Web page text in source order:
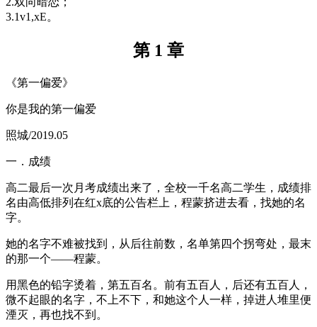
3.1v1,xE。
第 1 章
《第一偏爱》
你是我的第一偏爱
照城/2019.05
一．成绩
高二最后一次月考成绩出来了，全校一千名高二学生，成绩排
名由高低排列在红x底的公告栏上，程蒙挤进去看，找她的名
字。
她的名字不难被找到，从后往前数，名单第四个拐弯处，最末
的那一个——程蒙。
用黑色的铅字烫着，第五百名。前有五百人，后还有五百人，
微不起眼的名字，不上不下，和她这个人一样，掉进人堆里便
湮灭，再也找不到。